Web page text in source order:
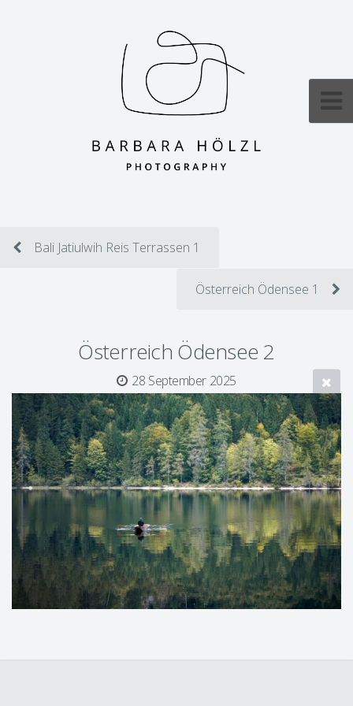
Bali Jatiulwih Reis Terrassen 1
Österreich Ödensee 1
Österreich Ödensee 2
28 September 2025